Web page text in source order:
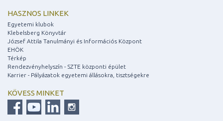
HASZNOS LINKEK
Egyetemi klubok
Klebelsberg Könyvtár
József Attila Tanulmányi és Információs Központ
EHÖK
Térkép
Rendezvényhelyszín - SZTE központi épület
Karrier - Pályázatok egyetemi állásokra, tisztségekre
KÖVESS MINKET